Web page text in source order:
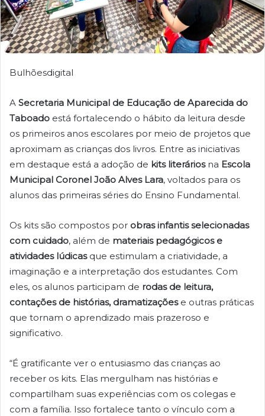
Bulhõesdigital
A Secretaria Municipal de Educação de Aparecida do
Taboado está fortalecendo o hábito da leitura desde
os primeiros anos escolares por meio de projetos que
aproximam as crianças dos livros. Entre as iniciativas
em destaque está a adoção de kits literáriosna Escola
Municipal Coronel João Alves Lara, voltados para os
alunos das primeiras séries do Ensino Fundamental.
Os kits são compostos por obras infantis selecionadas
com cuidado, além de materiais pedagógicos e
atividades lúdicasque estimulam a criatividade, a
imaginação e a interpretação dos estudantes. Com
eles, os alunos participam de rodas de leitura,
contações de histórias, dramatizaçõese outras práticas
que tornam o aprendizado mais prazeroso e
significativo.
“É gratificante ver o entusiasmo das crianças ao
receber os kits. Elas mergulham nas histórias e
compartilham suas experiências com os colegas e
com a família. Isso fortalece tanto o vínculo com a